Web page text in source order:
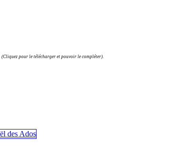
(Cliquez pour le télécharger et pouvoir le compléter).